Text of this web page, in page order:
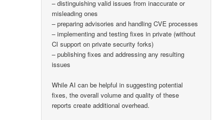
– distinguishing valid issues from inaccurate or
misleading ones
– preparing advisories and handling CVE processes
– implementing and testing fixes in private (without
CI support on private security forks)
– publishing fixes and addressing any resulting
issues
While AI can be helpful in suggesting potential
fixes, the overall volume and quality of these
reports create additional overhead.